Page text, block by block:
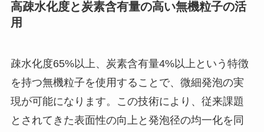
高疎水化度と炭素含有量の高い無機粒子の活
用
疎水化度65%以上、炭素含有量4%以上という特徴
を持つ無機粒子を使用することで、微細発泡の実
現が可能になります。この技術により、従来課題
とされてきた表面性の向上と発泡径の均一化を同